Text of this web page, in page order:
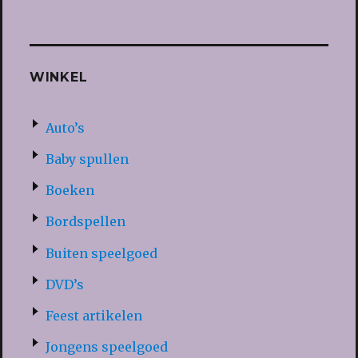
WINKEL
Auto’s
Baby spullen
Boeken
Bordspellen
Buiten speelgoed
DVD’s
Feest artikelen
Jongens speelgoed